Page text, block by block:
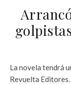
La novela tendrá
Revuelta Editores.